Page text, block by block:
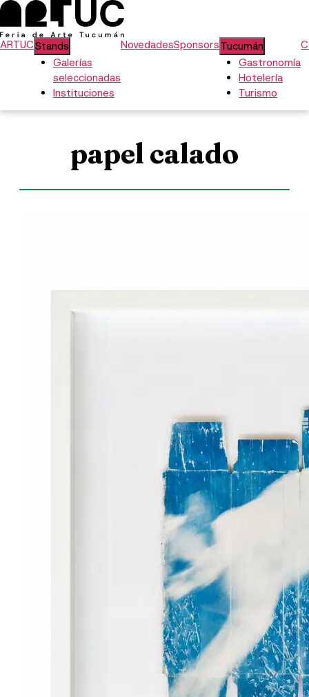
ARTUCStands
Galerías
seleccionadas
Instituciones
NovedadesSponsors Tucumán
Gastronomía
Hotelería
Turismo
papel calado